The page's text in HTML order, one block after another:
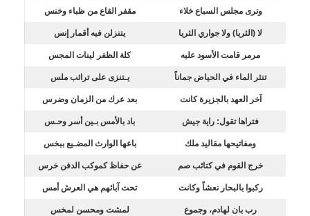
وترى مجلس السباع خلاء مقفر القاع من ظباء وخنس
لا (الثريا) ولا جواري الثريا يتنزلن فيه أقمار إنس
مرمر قامت الأسود عليه كلة الظفر لينات المجس
تنثر الماء في الحياض جماناً يـتنزى على ترائب ملس
آخر العهد بالجزيرة كانت بعد عرك من الزمان وضرس
فتراها تقول: راية جيش باد بالأمس بـين أسر وحـس
ومفاتيحها مقاليد ملك باعها الوارث المضـيع ببخس
خرج القوم في كتائب صم عن حفاظ كموكب الدفن خرس
ركبوا بالبحار نعشاً وكانت تحت آبائهم هي العرش أمس
رب بان لهادم، وجموع لمشت ومحسن لمخس